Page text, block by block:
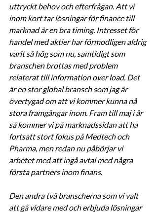
uttryckt behov och efterfrågan. Att vi
inom kort tar lösningar för finance till
marknad är en bra timing. Intresset för
handel med aktier har förmodligen aldrig
varit så hög som nu, samtidigt som
branschen brottas med problem
relaterat till information over load. Det
är en stor global bransch som jag är
övertygad om att vi kommer kunna nå
stora framgångar inom. Fram till maj i år
så kommer vi på marknadssidan att ha
fortsatt stort fokus på Medtech och
Pharma, men redan nu påbörjar vi
arbetet med att ingå avtal med några
första partners inom finans.
Den andra två branscherna som vi valt
att gå vidare med och erbjuda lösningar